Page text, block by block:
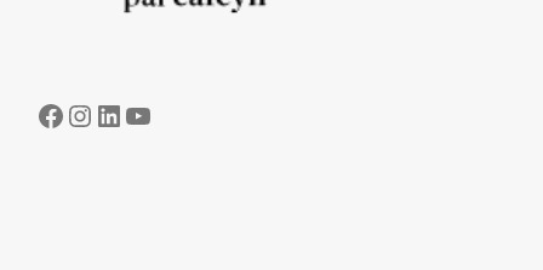
Facebook
Instagram
LinkedIn
YouTube